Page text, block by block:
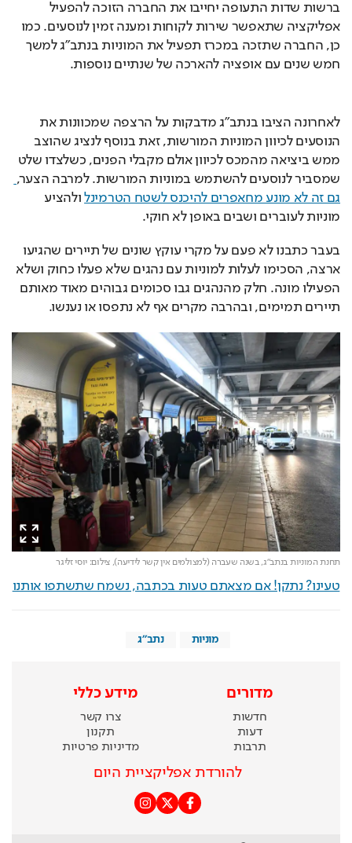
ברשות שדות התעופה יחייבו את החברה הזוכה להפעיל
אפליקציה שתאפשר שירות לקוחות ומענה זמין לנוסעים. כמו
כן, החברה שתזכה במכרז תפעיל את המוניות בנתב"ג למשך
חמש שנים עם אופציה להארכה של שנתיים נוספות.
לאחרונה הציבו בנתב"ג מדבקות על הרצפה שמכוונות את
הנוסעים לכיוון המוניות המורשות, זאת בנוסף לנציג שהוצב
ממש ביציאה מהמכס לכיוון אולם מקבלי הפנים, כשלצדו שלט
שמסביר לנוסעים להשתמש במוניות המורשות. למרבה הצער,
גם זה לא מונע מחאפרים להיכנס לשטח הטרמינל
ולהציע
מוניות לעוברים ושבים באופן לא חוקי.
בעבר כתבנו לא פעם על מקרי עוקץ שונים של תיירים שהגיעו
ארצה, הסכימו לעלות למוניות עם נהגים שלא פעלו כחוק ושלא
הפעילו מונה. חלק מהנהגים גבו סכומים גבוהים מאוד מאותם
תיירים תמימים, ובהרבה מקרים אף לא נתפסו או נענשו.
תחנת המוניות בנתב"ג, בשנה שעברה (למצולמים אין קשר לידיעה),צילום: יוסי זליגר
טעינו? נתקן! אם מצאתם טעות בכתבה, נשמח שתשתפו אותנו
מוניות נתב"ג
מדורים
חדשות
דעות
תרבות
מידע כללי
צרו קשר
תקנון
מדיניות פרטיות
להורדת אפליקציית היום